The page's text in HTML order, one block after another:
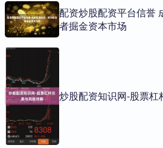
配资炒股配资平台信誉
者掘金资本市场
炒股配资知识网-股票杠